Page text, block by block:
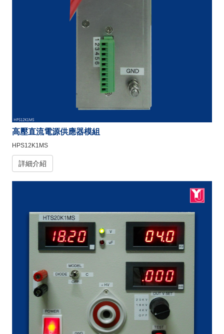
高壓直流電源供應器模組
HPS12K1MS
詳細介紹